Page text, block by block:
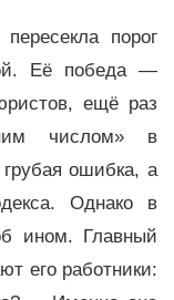
порог
Её победа —
ещё раз
числом» в
ошибка, а
Однако в
ином. Главный
его работники: